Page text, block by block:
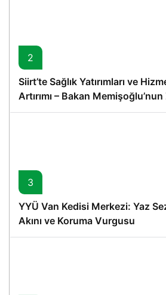
2
Siirt’te Sağlık Yatırımları ve
Artırımı – Bakan
3
YYÜ Van Kedisi Merkezi: Yaz
Akını ve Koruma Vurgusu